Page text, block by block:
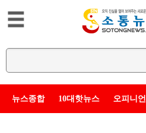
뉴스종합 10대핫뉴스 오피니언